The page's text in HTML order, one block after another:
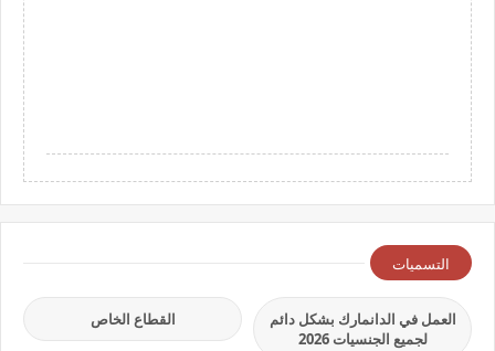
التسميات
العمل في الدانمارك بشكل دائم
لجميع الجنسيات 2026
القطاع الخاص